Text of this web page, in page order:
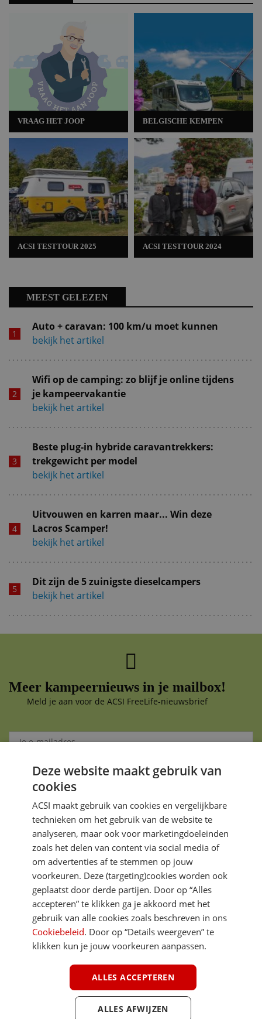
VRAAG HET JOOP
ACSI TESTTOUR 2025
BELGISCHE KEMPEN
ACSI TESTTOUR 2024
MEEST GELEZEN
Auto + caravan: 100 km/u moet kunnen
bekijk het artikel
Wifi op de camping: zo blijf je online tijdens
je kampeervakantie
bekijk het artikel
Beste plug-in hybride caravantrekkers:
trekgewicht per model
bekijk het artikel
Uitvouwen en karren maar... Win deze
Lacros Scamper!
bekijk het artikel
Dit zijn de 5 zuinigste dieselcampers
bekijk het artikel
Meer kampeernieuws in je mailbox!
Meld je aan voor de ACSI FreeLife-nieuwsbrief
Aanmelden
Je gegevens zijn veilig en worden niet gedeeld met anderen
DIRECT NAAR
MEER ACSI FREELIFE
Deze website maakt gebruik van
cookies
ACSI maakt gebruik van cookies en vergelijkbare
technieken om het gebruik van de website te
analyseren, maar ook voor marketingdoeleinden
zoals het delen van content via social media of
om advertenties af te stemmen op jouw
voorkeuren. Deze (targeting)cookies worden ook
geplaatst door derde partijen. Door op “Alles
accepteren” te klikken ga je akkoord met het
gebruik van alle cookies zoals beschreven in ons
Cookiebeleid. Door op “Details weergeven” te
klikken kun je jouw voorkeuren aanpassen.
ALLES ACCEPTEREN
ALLES AFWIJZEN